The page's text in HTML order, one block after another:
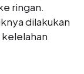
ringan.
dilakukan